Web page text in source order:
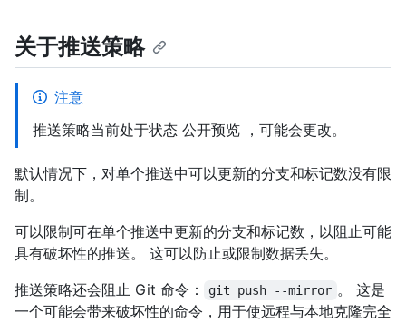
关于推送策略
注意
推送策略当前处于状态 公开预览 ，可能会更改。
默认情况下，对单个推送中可以更新的分支和标记数没有限
制。
可以限制可在单个推送中更新的分支和标记数，以阻止可能
具有破坏性的推送。 这可以防止或限制数据丢失。
推送策略还会阻止 Git 命令：
git push --mirror 。 这是
一个可能会带来破坏性的命令，用于使远程与本地克隆完全